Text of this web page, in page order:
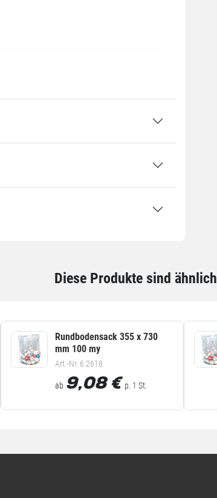
Diese Produkte sind ähnlich
Rundbodensack 355 x 730
mm 100 my
Art.-Nr. 6.2618
ab 9,08€ p. 1 St.